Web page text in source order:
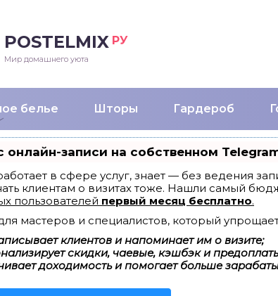
POSTELMIX РУ
Мир домашнего уюта
белье Шторы Гардероб
онлайн-записи на собственном
в сфере услуг, знает — без ведения
клиентам о визитах тоже. Нашли самый
пользователей первый месяц бесплатно.
мастеров и специалистов, который
клиентов и напоминает им о визите;
скидки, чаевые, кэшбэк и
доходимость и помогает больше